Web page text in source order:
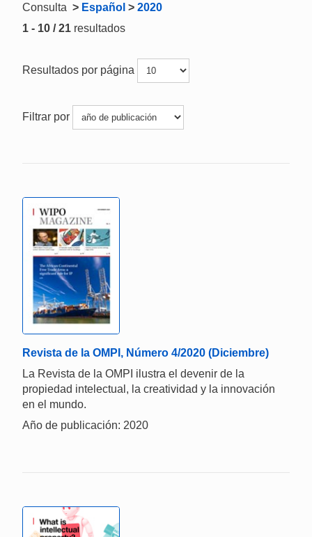
Consulta > Español > 2020
1 - 10 / 21 resultados
Resultados por página
Filtrar por
Revista de la OMPI, Número 4/2020 (Diciembre)
La Revista de la OMPI ilustra el devenir de la
propiedad intelectual, la creatividad y la innovación
en el mundo.
Año de publicación: 2020